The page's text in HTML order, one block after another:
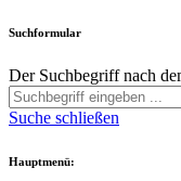
Suchformular
Der Suchbegriff nach
Suche schließen
Hauptmenü: